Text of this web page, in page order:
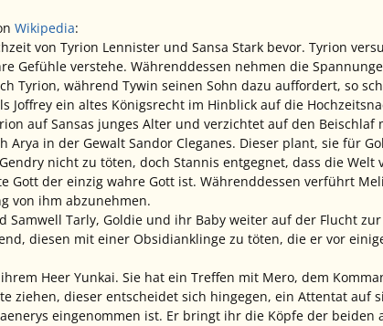
Wikipedia:
von Tyrion Lennister und Sansa Stark bevor. Tyrion
Gefühle verstehe. Währenddessen nehmen die
Tyrion, während Tywin seinen Sohn dazu auffordert, so
Joffrey ein altes Königsrecht im Hinblick auf die
auf Sansas junges Alter und verzichtet auf den Beischlaf
Arya in der Gewalt Sandor Cleganes. Dieser plant, sie für
nicht zu töten, doch Stannis entgegnet, dass die
Gott der einzig wahre Gott ist. Währenddessen verführt
von ihm abzunehmen.
Samwell Tarly, Goldie und ihr Baby weiter auf der Flucht
diesen mit einer Obsidianklinge zu töten, die er vor
Heer Yunkai. Sie hat ein Treffen mit Mero, dem
ziehen, dieser entscheidet sich hingegen, ein Attentat auf
eingenommen ist. Er bringt ihr die Köpfe der